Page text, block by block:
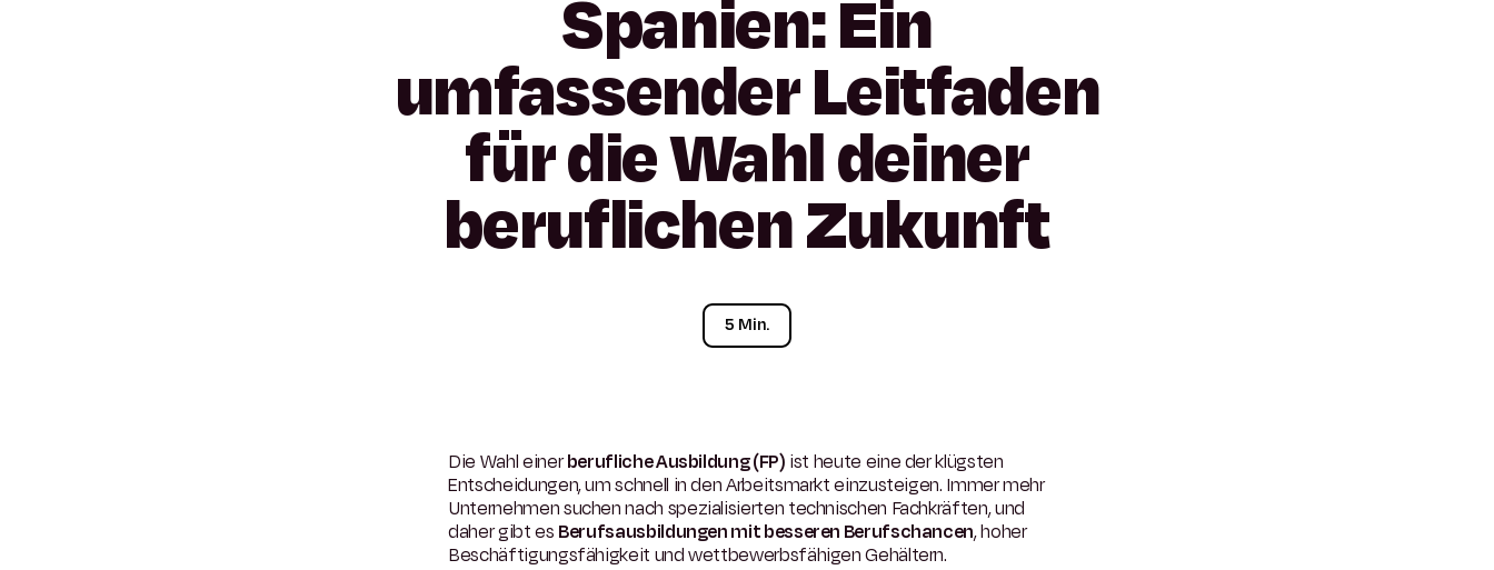
Spanien:Ein
umfassenderLeitfaden
fürdieWahldeiner
beruflichenZukunft
5 Min.
Die Wahl einerberufliche Ausbildung (FP) ist heute eine der klügsten
Entscheidungen, um schnell in den Arbeitsmarkt einzusteigen. Immer mehr
Unternehmen suchen nach spezialisierten technischen Fachkräften, und
daher gibt es Berufsausbildungen mit besseren Berufschancen, hoher
Beschäftigungsfähigkeit und wettbewerbsfähigen Gehältern.